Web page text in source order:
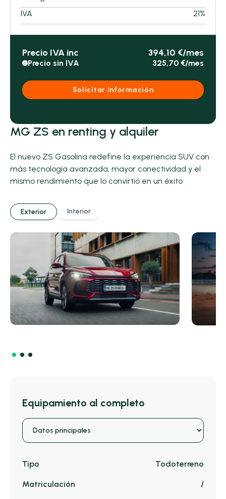
IVA
21%
Precio IVA inc 394,10 €/mes
i Precio sin IVA 325,70 €/mes
Solicitar información
MG ZS en renting y alquiler
El nuevo ZS Gasolina redefine la experiencia SUV con
más tecnología avanzada, mayor conectividad y el
mismo rendimiento que lo convirtió en un éxito
Exterior Interior
Equipamiento al completo
Tipo Todoterreno
Matriculación /